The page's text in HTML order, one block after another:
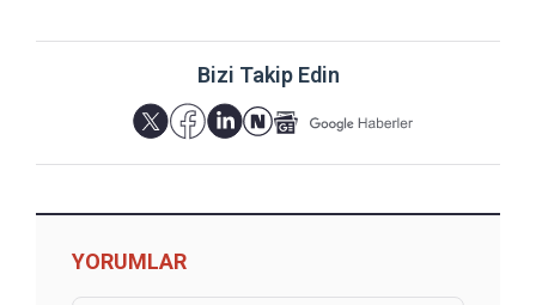
Bizi Takip Edin
YORUMLAR